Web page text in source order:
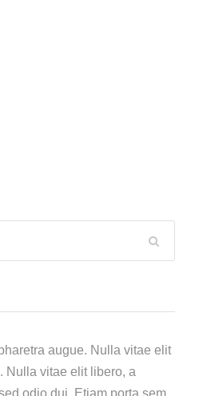
augue. Nulla vitae elit
Nulla vitae elit libero, a
odio dui. Etiam porta sem